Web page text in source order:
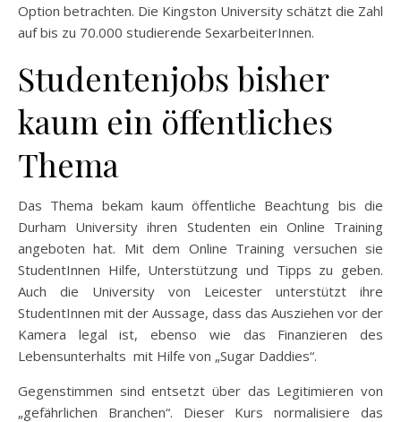
Option betrachten. Die Kingston University schätzt die Zahl
auf bis zu 70.000 studierende SexarbeiterInnen.
Studentenjobs bisher
kaum ein öffentliches
Thema
Das Thema bekam kaum öffentliche Beachtung bis die
Durham University ihren Studenten ein Online Training
angeboten hat. Mit dem Online Training versuchen sie
StudentInnen Hilfe, Unterstützung und Tipps zu geben.
Auch die University von Leicester unterstützt ihre
StudentInnen mit der Aussage, dass das Ausziehen vor der
Kamera legal ist, ebenso wie das Finanzieren des
Lebensunterhalts mit Hilfe von „Sugar Daddies“.
Gegenstimmen sind entsetzt über das Legitimieren von
„gefährlichen Branchen“. Dieser Kurs normalisiere das